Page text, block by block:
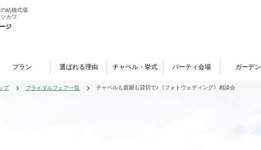
結婚式場
カワ
ジ
プラン 選ばれる理由 チャペル・挙式 パーティ会場 ガーデン
プ ブライダルフェア一覧 チャペルも庭園も貸切で♪《フォトウェディング》相談会